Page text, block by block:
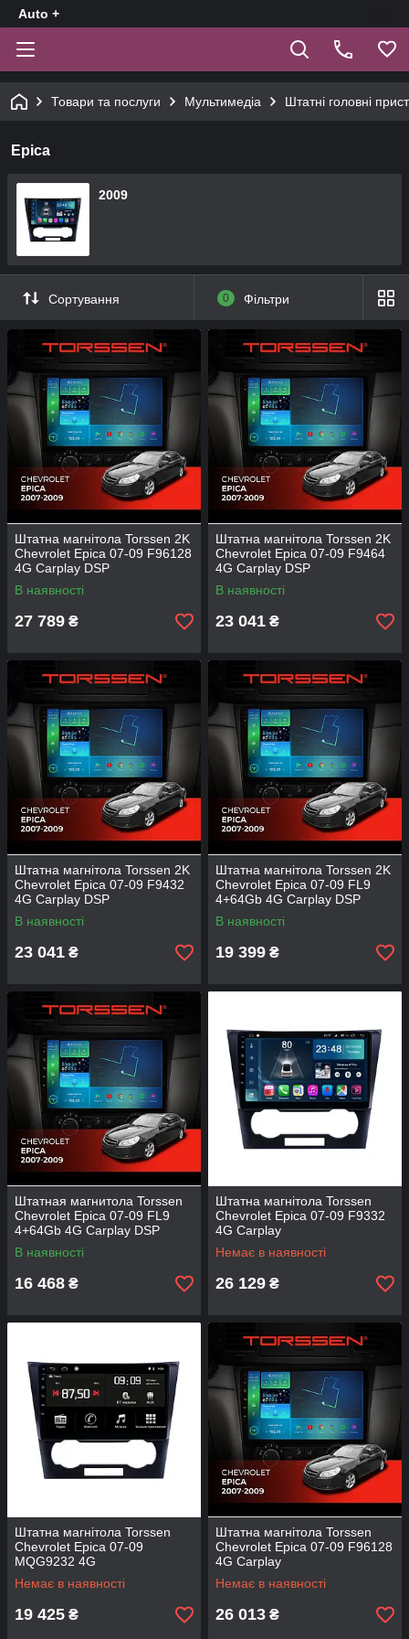
Auto +
Товари та послуги Мультимедіа Штатні головні
Epica
2009
Сортування 0 Фільтри
Штатна магнітола Torssen 2K
Chevrolet Epica 07-09 F96128
4G Carplay DSP
В наявності
27 789 ₴
Штатна магнітола Torssen 2K
Chevrolet Epica 07-09 F9464
4G Carplay DSP
В наявності
23 041 ₴
Штатна магнітола Torssen 2K
Chevrolet Epica 07-09 F9432
4G Carplay DSP
В наявності
23 041 ₴
Штатна магнітола Torssen 2K
Chevrolet Epica 07-09 FL9
4+64Gb 4G Carplay DSP
В наявності
19 399 ₴
Штатная магнитола Torssen
Chevrolet Epica 07-09 FL9
4+64Gb 4G Carplay DSP
В наявності
16 468 ₴
Штатна магнітола Torssen
Chevrolet Epica 07-09 F9332
4G Carplay
Немає в наявності
26 129 ₴
Штатна магнітола Torssen
Chevrolet Epica 07-09
MQG9232 4G
Немає в наявності
19 425 ₴
Штатна магнітола Torssen
Chevrolet Epica 07-09 F96128
4G Carplay
Немає в наявності
26 013 ₴